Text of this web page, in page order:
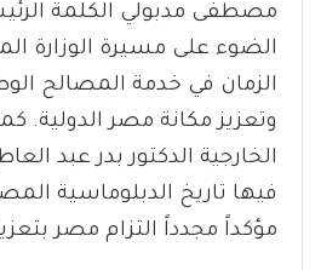
مصطفى مدبولي الكلمة
الضوء على مسيرة الوزارة
الزمان في خدمة المصالح
وتعزيز مكانة مصر الدولية.
الخارجية الدكتور بدر عبد
فيها تاريخ الدبلوماسية
مؤكداً مجدداً التزام مصر